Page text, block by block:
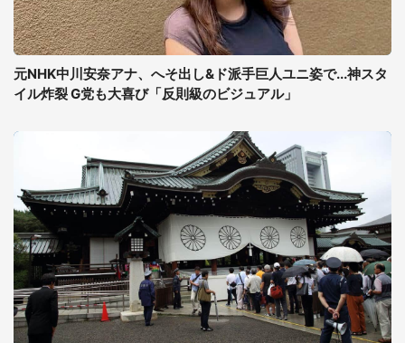
元NHK中川安奈アナ、へそ出し&ド派手巨人ユニ姿で...神スタ
イル炸裂 G党も大喜び「反則級のビジュアル」